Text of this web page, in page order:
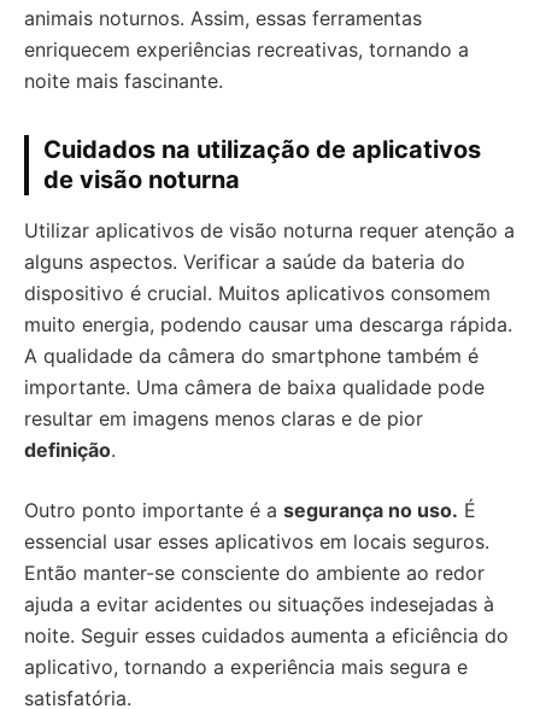
animais noturnos. Assim, essas ferramentas
enriquecem experiências recreativas, tornando a
noite mais fascinante.
Cuidados na utilização de aplicativos
de visão noturna
Utilizar aplicativos de visão noturna requer atenção a
alguns aspectos. Verificar a saúde da bateria do
dispositivo é crucial. Muitos aplicativos consomem
muito energia, podendo causar uma descarga rápida.
A qualidade da câmera do smartphone também é
importante. Uma câmera de baixa qualidade pode
resultar em imagens menos claras e de pior
definição.
Outro ponto importante é a segurança no uso. É
essencial usar esses aplicativos em locais seguros.
Então manter-se consciente do ambiente ao redor
ajuda a evitar acidentes ou situações indesejadas à
noite. Seguir esses cuidados aumenta a eficiência do
aplicativo, tornando a experiência mais segura e
satisfatória.